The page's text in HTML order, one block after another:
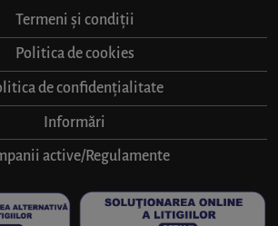
Termeni și condiții
Politica de cookies
de confidențialitate
Informări
active/Regulamente